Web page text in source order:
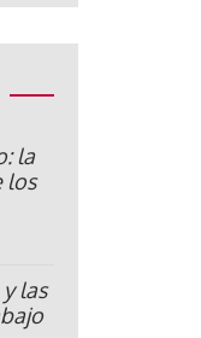
la
los
las